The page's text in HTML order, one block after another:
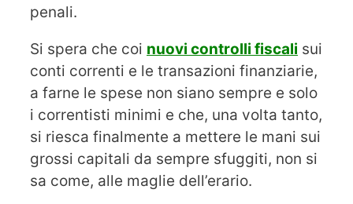
penali.
Si spera che coi nuovi controlli fiscali sui
conti correnti e le transazioni finanziarie,
a farne le spese non siano sempre e solo
i correntisti minimi e che, una volta tanto,
si riesca finalmente a mettere le mani sui
grossi capitali da sempre sfuggiti, non si
sa come, alle maglie dell’erario.